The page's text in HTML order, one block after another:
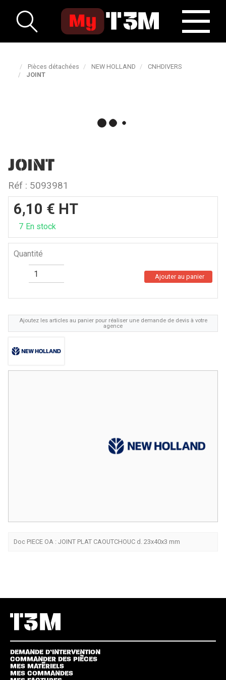
Pièces détachées NEW HOLLAND
CNHDIVERS
JOINT
JOINT
Réf : 5093981
Doc PIECE OA : JOINT PLAT CAOUTCHOUC d. 23x40x3 mm
Ajoutez les articles au panier pour réaliser une demande de devis à votre
agence
6,10 € HT
7 En stock
Quantité
Ajouter au panier
DEMANDE D’INTERVENTION
COMMANDER DES PIÈCES
MES MATÉRIELS
MES COMMANDES